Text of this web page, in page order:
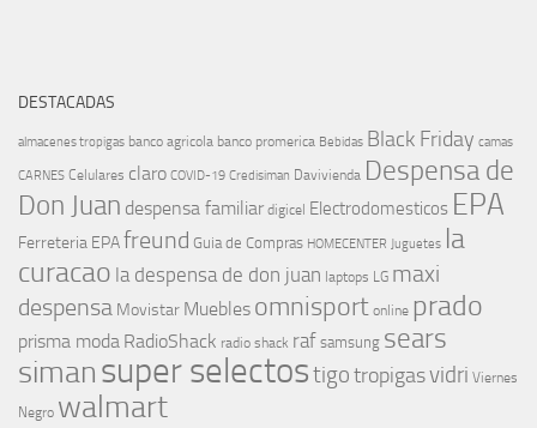
DESTACADAS
almacenes tropigas banco agricola banco promerica Bebidas Black Friday camas
CARNES Celulares claro COVID-19 Credisiman Davivienda Despensa de
Don Juan despensa familiar digicel Electrodomesticos EPA
Ferreteria EPAfreund Guia de Compras HOMECENTER Juguetes la
curacao la despensa de don juan laptops LG maxi
despensa Movistar Muebles omnisport online prado
prisma moda RadioShack radio shack raf samsung sears
simansuper selectostigotropigasvidri Viernes
Negro walmart